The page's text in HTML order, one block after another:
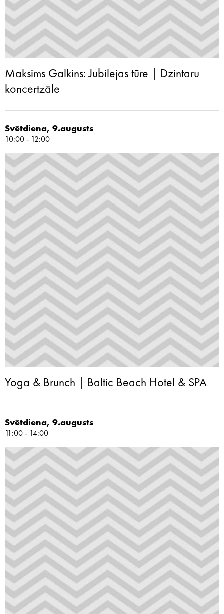
Maksims Galkins: Jubilejas tūre | Dzintaru
koncertzāle
Svētdiena, 9.augusts
10:00 - 12:00
Yoga & Brunch | Baltic Beach Hotel & SPA
Svētdiena, 9.augusts
11:00 - 14:00